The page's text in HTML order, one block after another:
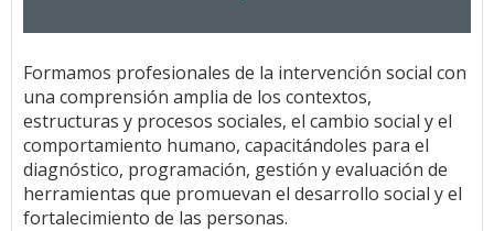
Formamos profesionales de la intervención social con
una comprensión amplia de los contextos,
estructuras y procesos sociales, el cambio social y el
comportamiento humano, capacitándoles para el
diagnóstico, programación, gestión y evaluación de
herramientas que promuevan el desarrollo social y el
fortalecimiento de las personas.